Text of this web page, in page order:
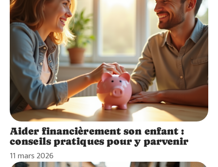
Aider financièrement son enfant :
conseils pratiques pour y parvenir
11 mars 2026